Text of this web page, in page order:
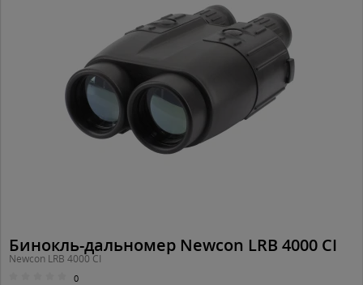
Бинокль-дальномер Newcon LRB 4000 СI
Newcon LRB 4000 СI
0